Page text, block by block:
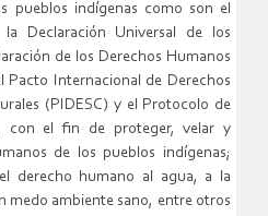
pueblos indígenas como son el
Declaración Universal de los
de los Derechos Humanos
Pacto Internacional de Derechos
(PIDESC) y el Protocolo de
con el fin de proteger, velar y
de los pueblos indígenas;
derecho humano al agua, a la
medo ambiente sano, entre otros